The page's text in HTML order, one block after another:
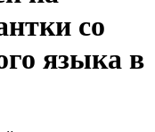
со
языка в